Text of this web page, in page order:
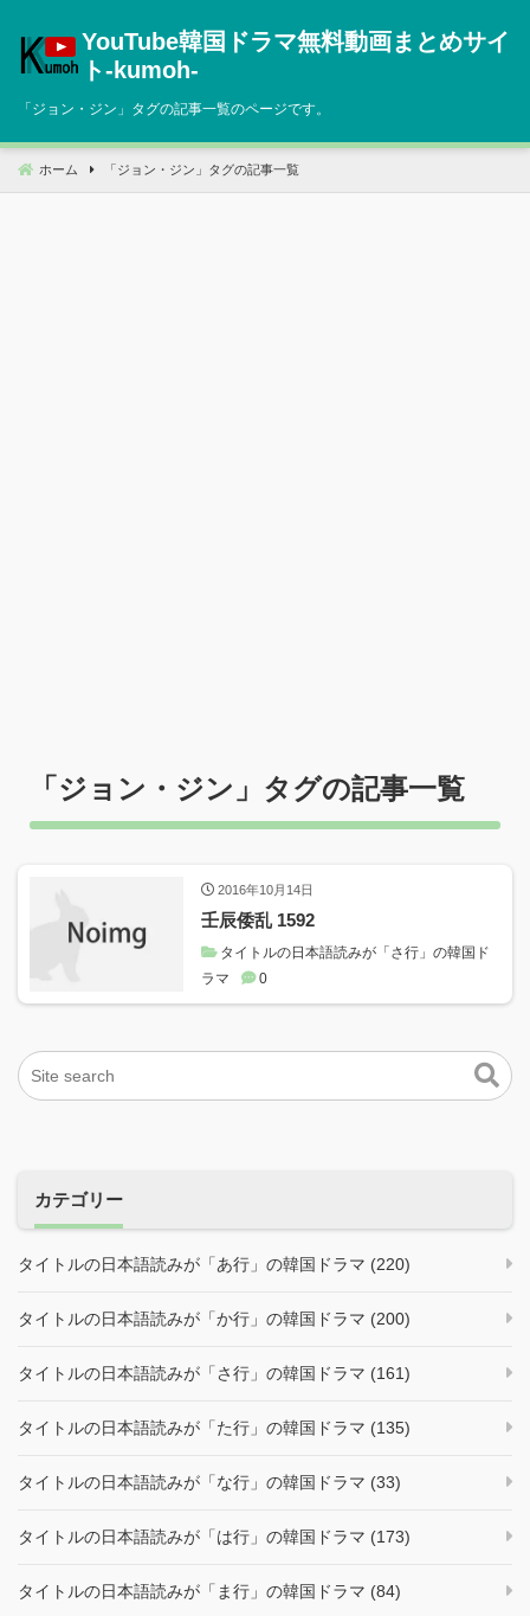
へ
動
YouTube韓国ドラマ無料動画まとめサイ
ト‐kumoh‐
「ジョン・ジン 」タグの記事一覧のページです。
ホーム 「 ジョン・ジン 」タグの記事一覧
「ジョン・ジン 」タグの記事一覧
2016年10月14日
壬辰倭乱 1592
タイトルの日本語読みが「さ行」の韓国ド
ラマ
0
カテゴリー
タイトルの日本語読みが「あ行」の韓国ドラマ (220)
タイトルの日本語読みが「か行」の韓国ドラマ (200)
タイトルの日本語読みが「さ行」の韓国ドラマ (161)
タイトルの日本語読みが「た行」の韓国ドラマ (135)
タイトルの日本語読みが「な行」の韓国ドラマ (33)
タイトルの日本語読みが「は行」の韓国ドラマ (173)
タイトルの日本語読みが「ま行」の韓国ドラマ (84)